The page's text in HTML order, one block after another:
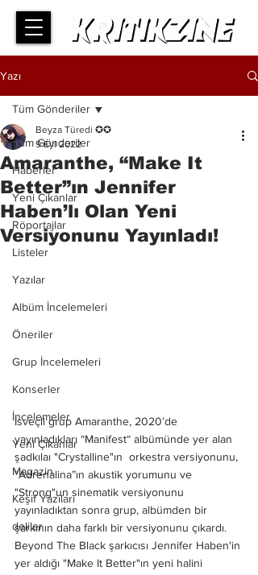
Yazı
Tüm Gönderiler
Haberler
Yeni Çıkanlar
Röportajlar
Listeler
Yazılar
Albüm İncelemeleri
Öneriler
Grup İncelemeleri
Konserler
İncelemeler
Yeni Çıkanlar
Magazin
Keşif Yazıları
deliler
Tüm Gönderiler
Amaranthe, “Make It
Better”ın Jennifer
Haben’lı Olan Yeni
Versiyonunu Yayınladı!
Beyza Türedi ✪✪
9 Eyl 2022
İsveçli grup Amaranthe, 2020’de
yayınladıkları “Manifest“ albümünde yer alan
şadkılaı "Crystalline"ın  orkestra versiyonunu,
"Adrenalina”ın akustik yorumunu ve
"Strong"un sinematik versiyonunu
yayınladıktan sonra grup, albümden bir
şarkının daha farklı bir versiyonunu çıkardı.
Beyond The Black şarkıcısı Jennifer Haben'in
yer aldığı "Make It Better"ın yeni halini